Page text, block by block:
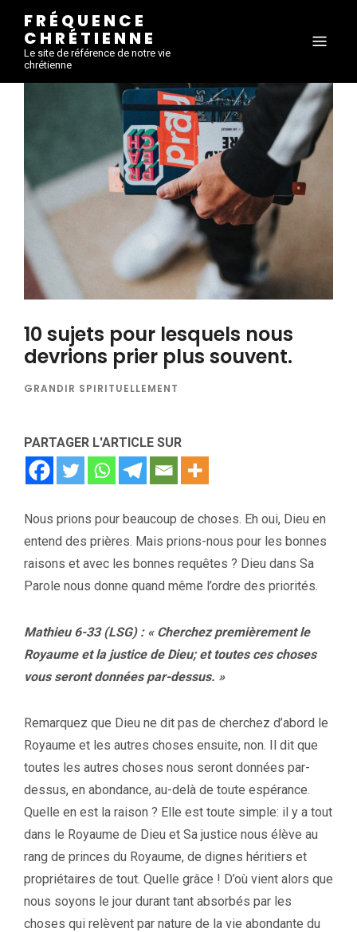
FRÉQUENCE
CHRÉTIENNE
Le site de référence de notre vie
chrétienne
10 sujets pour lesquels nous
devrions prier plus souvent.
GRANDIR SPIRITUELLEMENT
PARTAGER L'ARTICLE SUR
Nous prions pour beaucoup de choses. Eh oui, Dieu en
entend des prières. Mais prions-nous pour les bonnes
raisons et avec les bonnes requêtes ? Dieu dans Sa
Parole nous donne quand même l’ordre des priorités.
Mathieu 6-33 (LSG) : « Cherchez premièrement le
Royaume et la justice de Dieu; et toutes ces choses
vous seront données par-dessus. »
Remarquez que Dieu ne dit pas de cherchez d’abord le
Royaume et les autres choses ensuite, non. Il dit que
toutes les autres choses nous seront données par-
dessus, en abondance, au-delà de toute espérance.
Quelle en est la raison ? Elle est toute simple: il y a tout
dans le Royaume de Dieu et Sa justice nous élève au
rang de princes du Royaume, de dignes héritiers et
propriétaires de tout. Quelle grâce ! D’où vient alors que
nous soyons le jour durant tant absorbés par les
choses qui relèvent par nature de la vie abondante du